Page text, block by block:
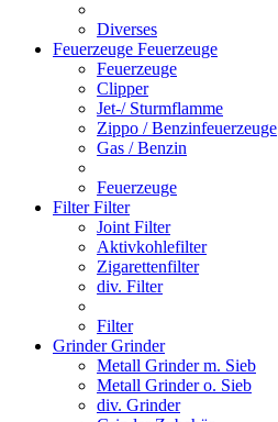
Diverses
Feuerzeuge Feuerzeuge
Feuerzeuge
Clipper
Jet-/ Sturmflamme
Zippo / Benzinfeuerzeuge
Gas / Benzin
Feuerzeuge
FilterFilter
Joint Filter
Aktivkohlefilter
Zigarettenfilter
div. Filter
Filter
GrinderGrinder
Metall Grinder m. Sieb
Metall Grinder o. Sieb
div. Grinder